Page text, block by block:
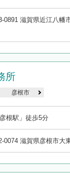
0891 滋賀県近江八幡
所
彦根市
根駅」徒歩5分
0074 滋賀県彦根市大